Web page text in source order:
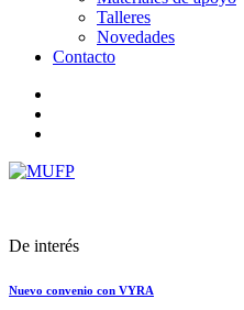
Talleres
Novedades
Contacto
De interés
Nuevo convenio con VYRA